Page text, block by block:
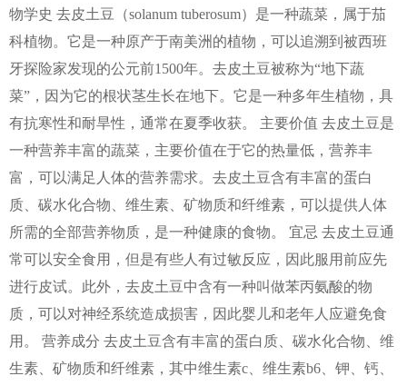
物学史 去皮土豆（solanum tuberosum）是一种蔬菜，属于茄
科植物。它是一种原产于南美洲的植物，可以追溯到被西班
牙探险家发现的公元前1500年。去皮土豆被称为“地下蔬
菜”，因为它的根状茎生长在地下。它是一种多年生植物，具
有抗寒性和耐旱性，通常在夏季收获。 主要价值 去皮土豆是
一种营养丰富的蔬菜，主要价值在于它的热量低，营养丰
富，可以满足人体的营养需求。去皮土豆含有丰富的蛋白
质、碳水化合物、维生素、矿物质和纤维素，可以提供人体
所需的全部营养物质，是一种健康的食物。 宜忌 去皮土豆通
常可以安全食用，但是有些人有过敏反应，因此服用前应先
进行皮试。此外，去皮土豆中含有一种叫做苯丙氨酸的物
质，可以对神经系统造成损害，因此婴儿和老年人应避免食
用。 营养成分 去皮土豆含有丰富的蛋白质、碳水化合物、维
生素、矿物质和纤维素，其中维生素c、维生素b6、钾、钙、